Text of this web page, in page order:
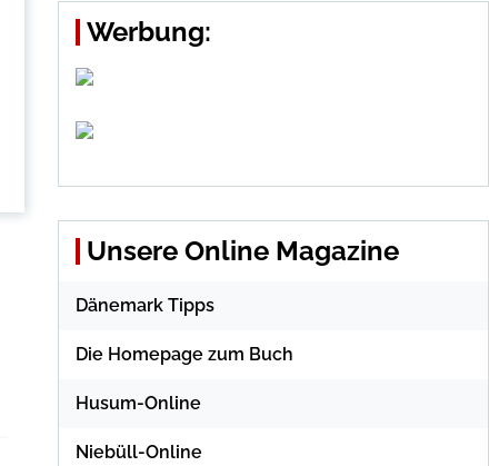
Werbung:
Unsere Online Magazine
Dänemark Tipps
Die Homepage zum Buch
Husum-Online
Niebüll-Online